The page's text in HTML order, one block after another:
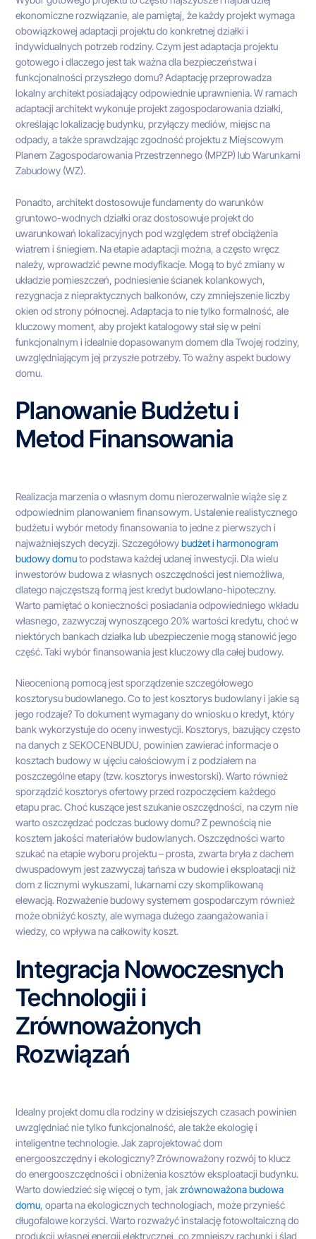
ekonomiczne rozwiązanie, ale pamiętaj, że każdy projekt wymaga
obowiązkowej adaptacji projektu do konkretnej działki i
indywidualnych potrzeb rodziny. Czym jest adaptacja projektu
gotowego i dlaczego jest tak ważna dla bezpieczeństwa i
funkcjonalności przyszłego domu? Adaptację przeprowadza
lokalny architekt posiadający odpowiednie uprawnienia. W ramach
adaptacji architekt wykonuje projekt zagospodarowania działki,
określając lokalizację budynku, przyłączy mediów, miejsc na
odpady, a także sprawdzając zgodność projektu z Miejscowym
Planem Zagospodarowania Przestrzennego (MPZP) lub Warunkami
Zabudowy (WZ).
Ponadto, architekt dostosowuje fundamenty do warunków
gruntowo-wodnych działki oraz dostosowuje projekt do
uwarunkowań lokalizacyjnych pod względem stref obciążenia
wiatrem i śniegiem. Na etapie adaptacji można, a często wręcz
należy, wprowadzić pewne modyfikacje. Mogą to być zmiany w
układzie pomieszczeń, podniesienie ścianek kolankowych,
rezygnacja z niepraktycznych balkonów, czy zmniejszenie liczby
okien od strony północnej. Adaptacja to nie tylko formalność, ale
kluczowy moment, aby projekt katalogowy stał się w pełni
funkcjonalnym i idealnie dopasowanym domem dla Twojej rodziny,
uwzględniającym jej przyszłe potrzeby. To ważny aspekt budowy
domu.
Planowanie Budżetu i
Metod Finansowania
Realizacja marzenia o własnym domu nierozerwalnie wiąże się z
odpowiednim planowaniem finansowym. Ustalenie realistycznego
budżetu i wybór metody finansowania to jedne z pierwszych i
najważniejszych decyzji. Szczegółowybudżet i harmonogram
budowy domuto podstawa każdej udanej inwestycji. Dla wielu
inwestorów budowa z własnych oszczędności jest niemożliwa,
dlatego najczęstszą formą jest kredyt budowlano-hipoteczny.
Warto pamiętać o konieczności posiadania odpowiedniego wkładu
własnego, zazwyczaj wynoszącego 20% wartości kredytu, choć w
niektórych bankach działka lub ubezpieczenie mogą stanowić jego
część. Taki wybór finansowania jest kluczowy dla całej budowy.
Nieocenioną pomocą jest sporządzenie szczegółowego
kosztorysu budowlanego. Co to jest kosztorys budowlany i jakie są
jego rodzaje? To dokument wymagany do wniosku o kredyt, który
bank wykorzystuje do oceny inwestycji. Kosztorys, bazujący często
na danych z SEKOCENBUDU, powinien zawierać informacje o
kosztach budowy w ujęciu całościowym i z podziałem na
poszczególne etapy (tzw. kosztorys inwestorski). Warto również
sporządzić kosztorys ofertowy przed rozpoczęciem każdego
etapu prac. Choć kuszące jest szukanie oszczędności, na czym nie
warto oszczędzać podczas budowy domu? Z pewnością nie
kosztem jakości materiałów budowlanych. Oszczędności warto
szukać na etapie wyboru projektu – prosta, zwarta bryła z dachem
dwuspadowym jest zazwyczaj tańsza w budowie i eksploatacji niż
dom z licznymi wykuszami, lukarnami czy skomplikowaną
elewacją. Rozważenie budowy systemem gospodarczym również
może obniżyć koszty, ale wymaga dużego zaangażowania i
wiedzy, co wpływa na całkowity koszt.
Integracja Nowoczesnych
Technologii i
Zrównoważonych
Rozwiązań
Idealny projekt domu dla rodziny w dzisiejszych czasach powinien
uwzględniać nie tylko funkcjonalność, ale także ekologię i
inteligentne technologie. Jak zaprojektować dom
energooszczędny i ekologiczny? Zrównoważony rozwój to klucz
do energooszczędności i obniżenia kosztów eksploatacji budynku.
Warto dowiedzieć się więcej o tym, jakzrównoważona budowa
domu, oparta na ekologicznych technologiach, może przynieść
długofalowe korzyści. Warto rozważyć instalację fotowoltaiczną do
produkcji własnej energii elektrycznej, co zmniejszy rachunki i ślad